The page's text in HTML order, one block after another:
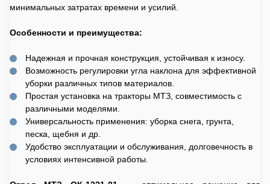
минимальных затратах времени и усилий.
Особенности и преимущества:
Надежная и прочная конструкция, устойчивая к износу.
Возможность регулировки угла наклона для эффективной
уборки различных типов материалов.
Простая установка на тракторы МТЗ, совместимость с
различными моделями.
Универсальность применения: уборка снега, грунта,
песка, щебня и др.
Удобство эксплуатации и обслуживания, долговечность в
условиях интенсивной работы.